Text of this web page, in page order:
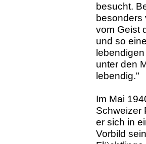
besucht.
besonders
vom Geist
und so
unter den
lebendig."
Im Mai
Schweizer
er sich in
Vorbild